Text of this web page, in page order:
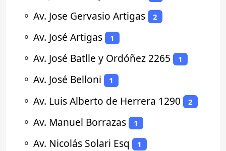
⚬ Av. Jose Gervasio Artigas 2
⚬ Av. José Artigas 1
⚬ Av. José Batlle y Ordóñez 2265 1
⚬ Av. José Belloni 1
⚬ Av. Luis Alberto de Herrera 1290 2
⚬ Av. Manuel Borrazas 1
⚬ Av. Nicolás Solari Esq 1